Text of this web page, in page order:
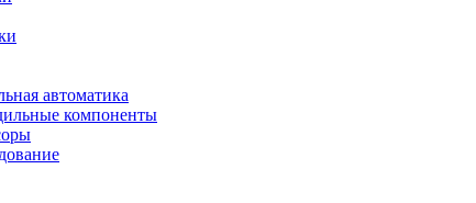
автоматика
компоненты